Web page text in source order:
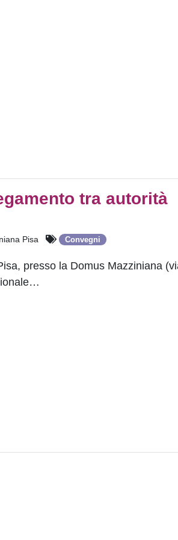
tra autorità
Pisa Convegni
presso la Domus Mazziniana